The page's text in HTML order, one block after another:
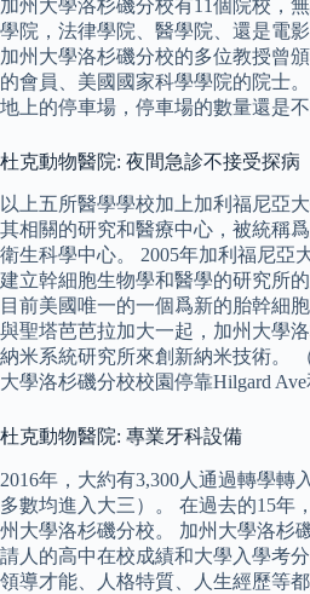
加州大學洛杉磯分校有11個院校，
學院，法律學院、醫學院、還是電
加州大學洛杉磯分校的多位教授曾
的會員、美國國家科學學院的院士
地上的停車場，停車場的數量還是不
杜克動物醫院: 夜間急診不接受探病
以上五所醫學學校加上加利福尼亞
其相關的研究和醫療中心，被統稱
衛生科學中心。 2005年加利福尼亞
建立幹細胞生物學和醫學的研究所
目前美國唯一的一個爲新的胎幹細
與聖塔芭芭拉加大一起，加州大學
納米系統研究所來創新納米技術。
大學洛杉磯分校校園停靠Hilgard Ave
杜克動物醫院: 專業牙科設備
2016年，大約有3,300人通過轉學轉
多數均進入大三）。 在過去的15年
州大學洛杉磯分校。 加州大學洛杉
請人的高中在校成績和大學入學考
領導才能、人格特質、人生經歷等